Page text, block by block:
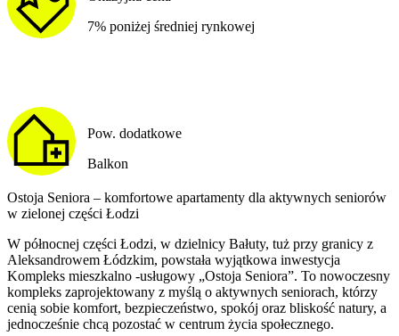
7% poniżej średniej rynkowej
Pow. dodatkowe
Balkon
Ostoja Seniora – komfortowe apartamenty dla aktywnych seniorów
w zielonej części Łodzi
W północnej części Łodzi, w dzielnicy Bałuty, tuż przy granicy z
Aleksandrowem Łódzkim, powstała wyjątkowa inwestycja
Kompleks mieszkalno -usługowy „Ostoja Seniora”. To nowoczesny
kompleks zaprojektowany z myślą o aktywnych seniorach, którzy
cenią sobie komfort, bezpieczeństwo, spokój oraz bliskość natury, a
jednocześnie chcą pozostać w centrum życia społecznego.